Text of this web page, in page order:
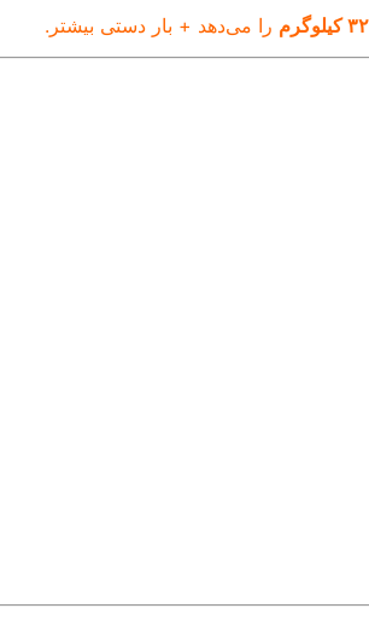
را می‌دهد + بار دستی بیشتر.